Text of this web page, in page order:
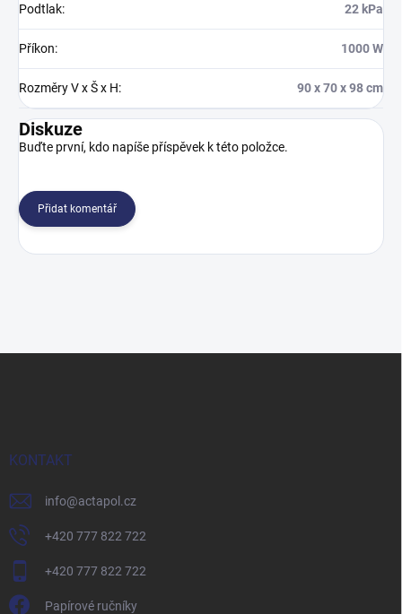
Podtlak: 22 kPa
Příkon: 1000 W
Rozměry V x Š x H: 90 x 70 x 98 cm
Diskuze
Buďte první, kdo napíše příspěvek k této položce.
Přidat komentář
KONTAKT
info@actapol.cz
+420 777 822 722
+420 777 822 722
Papírové ručníky